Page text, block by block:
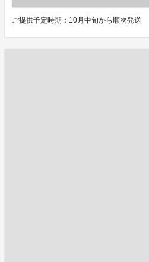
ご提供予定時期：10月中旬から順次発送